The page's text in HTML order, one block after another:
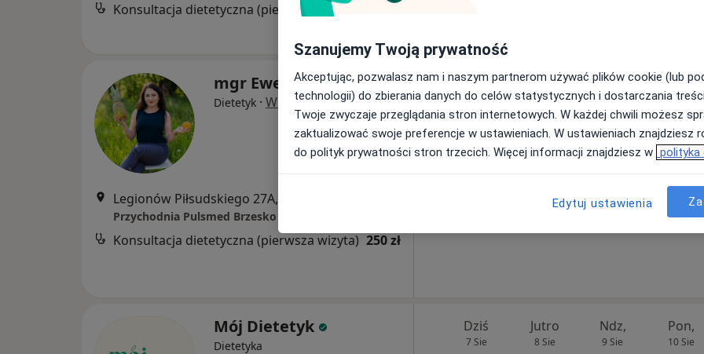
Konsultacja dietetyczna (pierwsza wizyta) od 229 zł
mgr Ewelina Wojdak
Dietetyk · Więcej
Legionów Piłsudskiego 27A, Brzesko
Przychodnia Pulsmed Brzesko
Konsultacja dietetyczna (pierwsza wizyta) 250 zł
Dziś
7 Sie
Jutro
8 Sie
Ndz,
9 Sie
Pon,
10 Sie
Umawianie online nie jest dostępne
Mój Dietetyk
Dietetyka
Dziś
7 Sie
Jutro
8 Sie
Ndz,
9 Sie
Pon,
10 Sie
Szanujemy Twoją prywatność
Akceptując, pozwalasz nam i naszym partnerom używać plików cookie (lub
technologii) do zbierania danych do celów statystycznych i dostarczania
Twoje zwyczaje przeglądania stron internetowych. W każdej chwili możesz
zaktualizować swoje preferencje w ustawieniach. W ustawieniach znajdziesz
do polityk prywatności stron trzecich. Więcej informacji znajdziesz w polityka
Edytuj ustawienia